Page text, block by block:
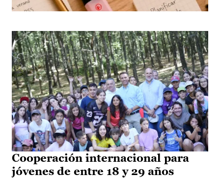
Cooperación internacional para
jóvenes de entre 18 y 29 años